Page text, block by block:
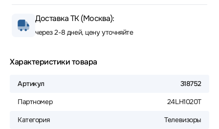
Доставка ТК (Москва):
через 2-8 дней, цену уточняйте
Характеристики товара
Артикул 318752
Партномер 24LH1020T
Категория Телевизоры